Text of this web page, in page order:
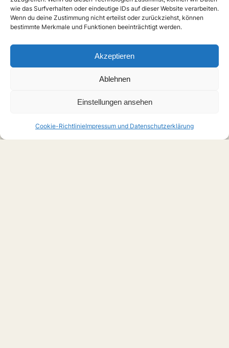
wie das Surfverhalten oder eindeutige IDs auf dieser Website verarbeiten.
Wenn du deine Zustimmung nicht erteilst oder zurückziehst, können
bestimmte Merkmale und Funktionen beeinträchtigt werden.
Akzeptieren
Ablehnen
Einstellungen ansehen
Cookie-RichtlinieImpressum und Datenschutzerklärung